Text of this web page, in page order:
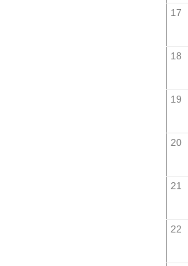
17
18
19
20
21
22